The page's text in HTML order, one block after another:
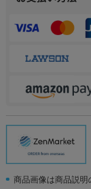
商品画像は商品説明